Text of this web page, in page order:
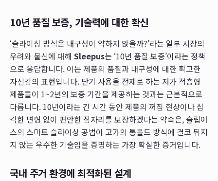
10년 품질 보증, 기술력에 대한 확신
‘슬라이싱 방식은 내구성이 약하지 않을까?’라는 일부 시장의
우려와 불신에 대해 Sleepus는 ‘10년 품질 보증’이라는 정책
으로 응답합니다. 이는 제품의 품질과 내구성에 대한 확고한
자신감의 표현입니다. 단기 사용을 전제로 하는 저가 적층형
제품들이 1~2년의 보증 기간을 제공하는 것과는 근본적으로
다릅니다. 10년이라는 긴 시간 동안 제품의 꺼짐 현상이나 심
각한 변형 없이 편안한 잠자리를 보장하겠다는 약속은, 슬립어
스의 스마트 슬라이싱 공법이 고가의 통몰드 방식에 결코 뒤지
지 않는 우수한 기술임을 증명하는 가장 확실한 증거입니다.
국내 주거 환경에 최적화된 설계